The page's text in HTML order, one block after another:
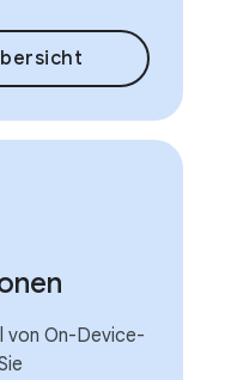
von On-Device-